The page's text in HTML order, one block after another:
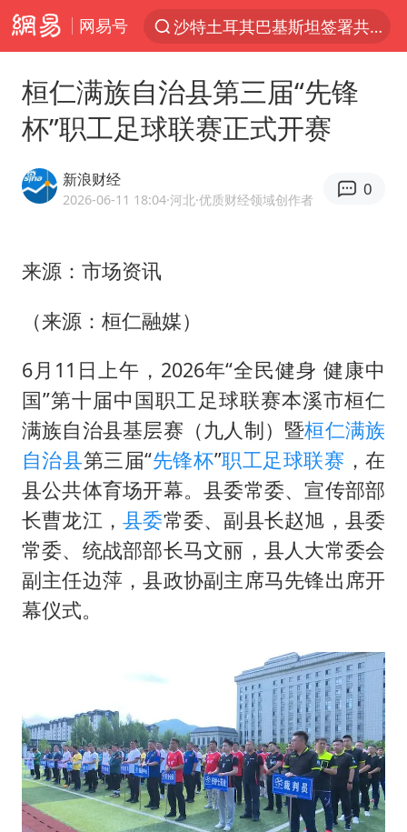
网易号
沙特土耳其巴基斯坦签署共同防务协议
“秋天的第一杯奶茶”6岁了
四川宜宾市高县4.9级地震致1人死亡
U17国足三连胜晋级明日之星半决赛
国乒男单横滨冠军赛全军覆没
38岁演员求职万岁山NPC成功
日本试射“战斧”导弹，国防部回应
胡彦斌韩磊 谁帮谁
胡彦斌获《歌手2026》歌王
我国外贸延续良好增长态势
夯实基础开新局
桓仁满族自治县第三届“先锋
杯”职工足球联赛正式开赛
新浪财经
2026-06-11 18:04·河北·优质财经领域创作者
0
来源：市场资讯
（来源：桓仁融媒）
6月11日上午，2026年“全民健身 健康中
国”第十届中国职工足球联赛本溪市桓仁
满族自治县基层赛（九人制）暨桓仁满族
自治县第三届“先锋杯”职工足球联赛 ，在
县公共体育场开幕。县委常委、宣传部部
长曹龙江，县委常委、副县长赵旭，县委
常委、统战部部长马文丽，县人大常委会
副主任边萍，县政协副主席马先锋出席开
幕仪式。